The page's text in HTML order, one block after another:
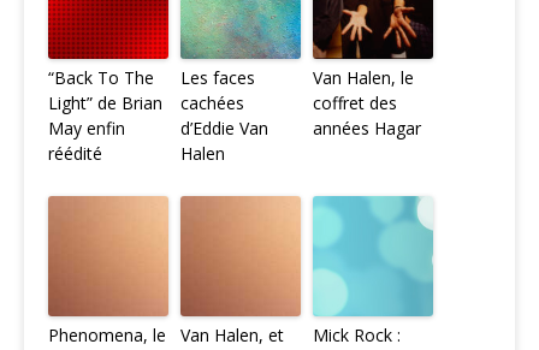
“Back To The
Light” de Brian
May enfin
réédité
Les faces
cachées
d’Eddie Van
Halen
Van Halen, le
coffret des
années Hagar
Phenomena, le
Van Halen, et
Mick Rock :